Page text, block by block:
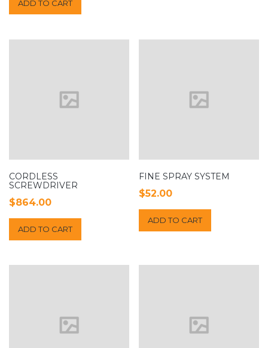
ADD TO CART
CORDLESS
SCREWDRIVER
$864.00
ADD TO CART
FINE SPRAY SYSTEM
$52.00
ADD TO CART